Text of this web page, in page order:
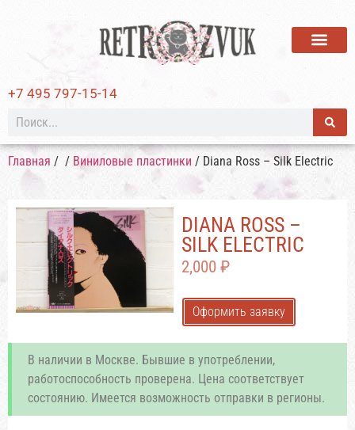
+7 495 797-15-14
Главная / / Виниловые пластинки / Diana Ross – Silk Electric
DIANA ROSS –
SILK ELECTRIC
2,000 ₽
Оформить заявку
В наличии в Москве. Бывшие в употреблении,
работоспособность проверена. Цена соответствует
состоянию. Имеется возможность отправки в регионы.